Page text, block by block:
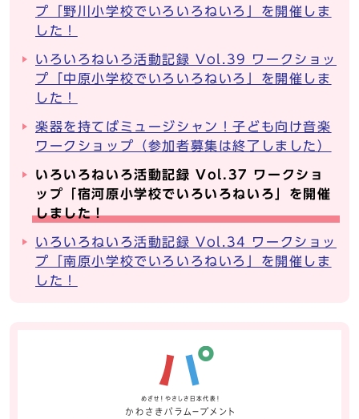
プ「野川小学校でいろいろねいろ」を開催しま
した！
いろいろねいろ活動記録 Vol.39 ワークショッ
プ「中原小学校でいろいろねいろ」を開催しま
した！
楽器を持てばミュージシャン！子ども向け音楽
ワークショップ（参加者募集は終了しました）
いろいろねいろ活動記録 Vol.37 ワークショ
ップ「宿河原小学校でいろいろねいろ」を開催
しました！
いろいろねいろ活動記録 Vol.34 ワークショッ
プ「南原小学校でいろいろねいろ」を開催しま
した！